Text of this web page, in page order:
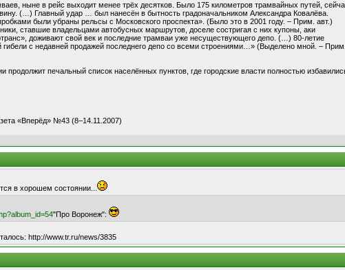
ныне в рейс выходит менее трёх десятков. Было 175 километров трамвайных путей,
(…) Главный удар … был нанесён в бытность градоначальником Александра Ковалёва.
были убраны рельсы с Московского проспекта». (Было это в 2001 году. – Прим. авт.)
ставшие владельцами автобусных маршрутов, доселе состригая с них купоны, аки
доживают свой век и последние трамваи уже несуществующего депо. (…) 80-летие
гибели с недавней продажей последнего депо со всеми строениями…» (Выделено мной. – Прим.
продолжит печальный список населённых пунктов, где городские власти полностью
«Вперёд» №43 (8–14.11.2007)
в хорошем состоянии...
"Про Воронеж":
http://www.tr.ru/news/3835